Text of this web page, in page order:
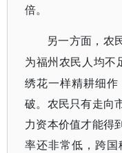
倍。
另一方面，农
为福州农民人均不
绣花一样精耕细
破。农民只有走向
力资本价值才能得
率还非常低，跨